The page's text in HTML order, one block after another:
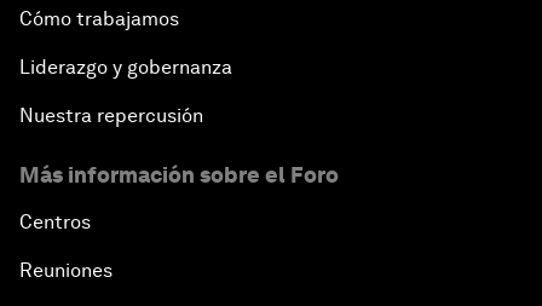
Cómo trabajamos
Liderazgo y gobernanza
Nuestra repercusión
Más información sobre el Foro
Centros
Reuniones